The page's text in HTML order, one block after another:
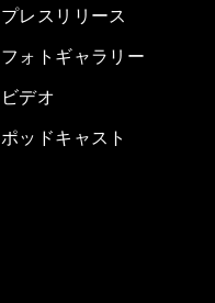
プレスリリース
フォトギャラリー
ビデオ
ポッドキャスト